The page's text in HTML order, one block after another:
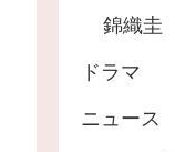
錦織圭
ドラマ
ニュース